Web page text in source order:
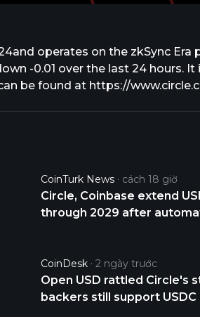
operates on the zkSync
-0.01 over the last 24 hours.
be found at https://
CoinTurk News cách 18 giờ
Circle, Coinbase extend
through 2029 after
CoinDesk 2 ngày trước
Open USD rattled Circle's
backers still support USDC